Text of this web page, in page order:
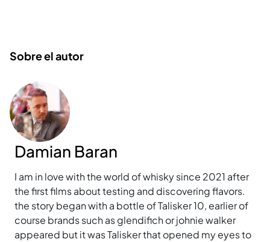
Sobre el autor
Damian Baran
I am in love with the world of whisky since 2021 after
the first films about testing and discovering flavors.
the story began with a bottle of Talisker 10, earlier of
course brands such as glendifich or johnie walker
appeared but it was Talisker that opened my eyes to